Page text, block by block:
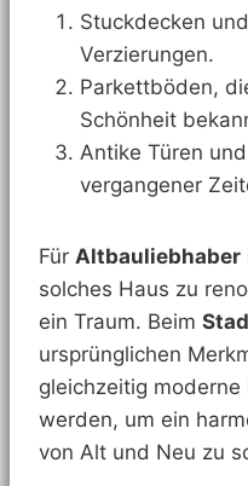
Stuckdecken
Verzierungen.
Parkettböden,
Schönheit
Antike Türen
vergangener
Für Altbauliebhaber
solches Haus zu
ein Traum. Beim
ursprünglichen
gleichzeitig
werden, um ein
von Alt und Neu zu